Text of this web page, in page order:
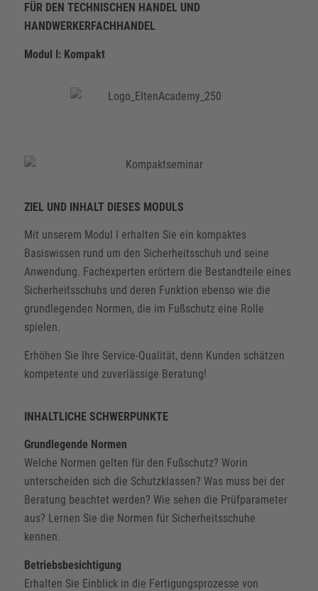
FÜR DEN TECHNISCHEN HANDEL UND
HANDWERKERFACHHANDEL
Modul I: Kompakt
ZIEL UND INHALT DIESES MODULS
Mit unserem Modul I erhalten Sie ein kompaktes
Basiswissen rund um den Sicherheitsschuh und seine
Anwendung. Fachexperten erörtern die Bestandteile eines
Sicherheitsschuhs und deren Funktion ebenso wie die
grundlegenden Normen, die im Fußschutz eine Rolle
spielen.
Erhöhen Sie Ihre Service-Qualität, denn Kunden schätzen
kompetente und zuverlässige Beratung!
INHALTLICHE SCHWERPUNKTE
Grundlegende Normen
Welche Normen gelten für den Fußschutz? Worin
unterscheiden sich die Schutzklassen? Was muss bei der
Beratung beachtet werden? Wie sehen die Prüfparameter
aus? Lernen Sie die Normen für Sicherheitsschuhe
kennen.
Betriebsbesichtigung
Erhalten Sie Einblick in die Fertigungsprozesse von